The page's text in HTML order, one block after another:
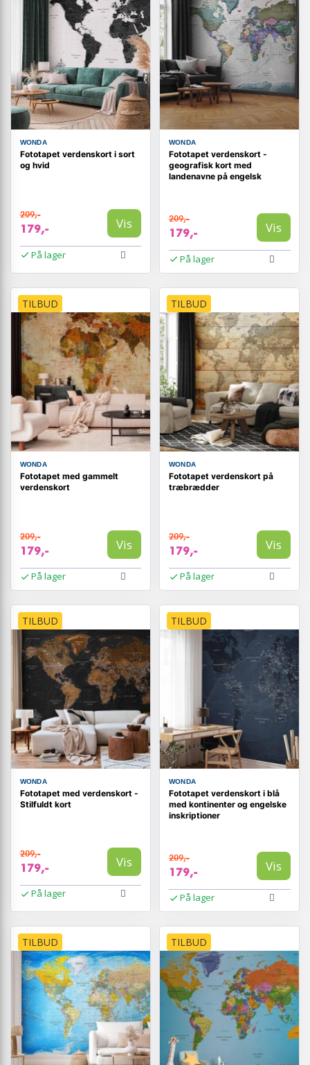
WONDA
Fototapet verdenskort i sort
og hvid
209,-
179,- Vis
På lager
WONDA
Fototapet verdenskort -
geografisk kort med
landenavne på engelsk
209,-
179,- Vis
På lager
TILBUD
WONDA
Fototapet med gammelt
verdenskort
209,-
179,- Vis
På lager
TILBUD
WONDA
Fototapet verdenskort på
træbrædder
209,-
179,- Vis
På lager
TILBUD
WONDA
Fototapet med verdenskort -
Stilfuldt kort
209,-
179,- Vis
På lager
TILBUD
WONDA
Fototapet verdenskort i blå
med kontinenter og engelske
inskriptioner
209,-
179,- Vis
På lager
TILBUD TILBUD